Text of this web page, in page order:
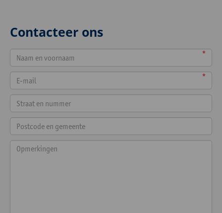
Contacteer ons
*
*